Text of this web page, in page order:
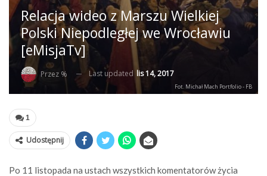
Relacja wideo z Marszu Wielkiej
Polski Niepodległej we Wrocławiu
[eMisjaTv]
Przez % Last updated lis 14, 2017
Fot. Michał Mach Portfolio - FB
1
Udostępnij
Po 11 listopada na ustach wszystkich komentatorów życia